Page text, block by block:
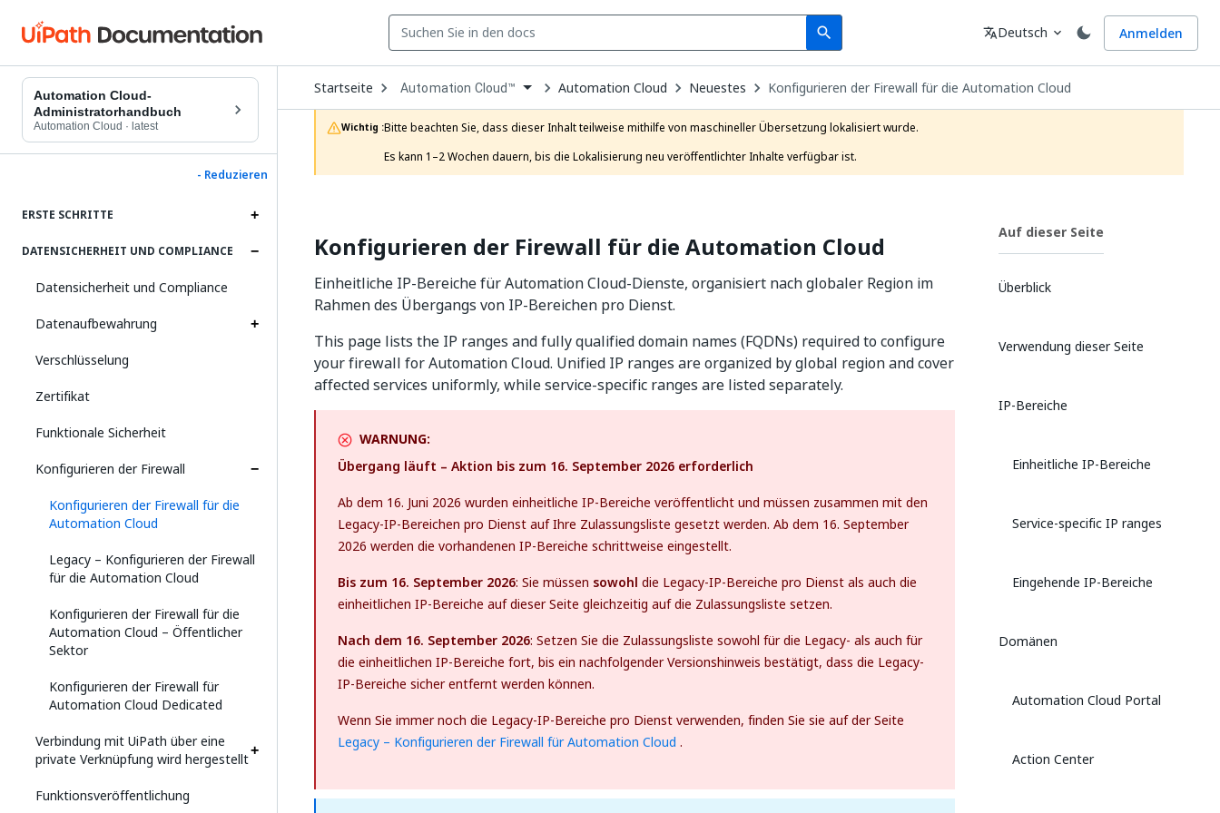
search
Search Sprache
translateDeutsch expand_more Anmelden
Automation Cloud-
Administratorhandbuch
Automation Cloud · latest
- Reduzieren
ERSTE SCHRITTE
DATENSICHERHEIT UND COMPLIANCE
Datensicherheit und Compliance
Datenaufbewahrung
Verschlüsselung
Zertifikat
Funktionale Sicherheit
Konfigurieren der Firewall
Konfigurieren der Firewall für die
Automation Cloud
Legacy – Konfigurieren der Firewall
für die Automation Cloud
Konfigurieren der Firewall für die
Automation Cloud – Öffentlicher
Sektor
Konfigurieren der Firewall für
Automation Cloud Dedicated
Verbindung mit UiPath über eine
private Verknüpfung wird hergestellt
Funktionsveröffentlichung
Startseite Open
Dropdown
to
choose
product
Automation Cloud™ Automation Cloud Neuestes Konfigurieren der Firewall für die Automation Cloud
Wichtig :Bitte beachten Sie, dass dieser Inhalt teilweise mithilfe von maschineller Übersetzung lokalisiert wurde.
Es kann 1–2 Wochen dauern, bis die Lokalisierung neu veröffentlichter Inhalte verfügbar ist.
Konfigurieren der Firewall für die Automation Cloud
Einheitliche IP-Bereiche für Automation Cloud-Dienste, organisiert nach globaler Region im
Rahmen des Übergangs von IP-Bereichen pro Dienst.
This page lists the IP ranges and fully qualified domain names (FQDNs) required to configure
your firewall for Automation Cloud. Unified IP ranges are organized by global region and cover
affected services uniformly, while service-specific ranges are listed separately.
WARNUNG:
Übergang läuft – Aktion bis zum 16. September 2026 erforderlich
Ab dem 16. Juni 2026 wurden einheitliche IP-Bereiche veröffentlicht und müssen zusammen mit den
Legacy-IP-Bereichen pro Dienst auf Ihre Zulassungsliste gesetzt werden. Ab dem 16. September
2026 werden die vorhandenen IP-Bereiche schrittweise eingestellt.
Bis zum 16. September 2026: Sie müssen sowohl die Legacy-IP-Bereiche pro Dienst als auch die
einheitlichen IP-Bereiche auf dieser Seite gleichzeitig auf die Zulassungsliste setzen.
Nach dem 16. September 2026: Setzen Sie die Zulassungsliste sowohl für die Legacy- als auch für
die einheitlichen IP-Bereiche fort, bis ein nachfolgender Versionshinweis bestätigt, dass die Legacy-
IP-Bereiche sicher entfernt werden können.
Wenn Sie immer noch die Legacy-IP-Bereiche pro Dienst verwenden, finden Sie sie auf der Seite
Legacy – Konfigurieren der Firewall für Automation Cloud .
Auf dieser Seite
Überblick
Verwendung dieser Seite
IP-Bereiche
Einheitliche IP-Bereiche
Service-specific IP ranges
Eingehende IP-Bereiche
Domänen
Automation Cloud Portal
Action Center